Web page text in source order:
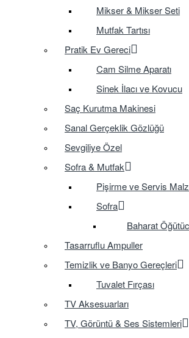
Mikser & Mikser Seti
Mutfak Tartısı
Pratik Ev Gereci
Cam Silme Aparatı
Sinek İlacı ve Kovucu
Saç Kurutma Makinesi
Sanal Gerçeklik Gözlüğü
Sevgiliye Özel
Sofra & Mutfak
Pişirme ve Servis
Sofra
Baharat
Tasarruflu Ampuller
Temizlik ve Banyo Gereçleri
Tuvalet Fırçası
TV Aksesuarları
TV, Görüntü & Ses Sistemleri